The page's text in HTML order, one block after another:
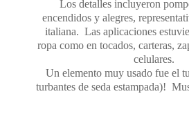
Los detalles incluyeron
encendidos y alegres,
italiana. Las aplicaciones
ropa como en tocados, carteras,
celulares.
Un elemento muy usado fue el
turbantes de seda estampada)!